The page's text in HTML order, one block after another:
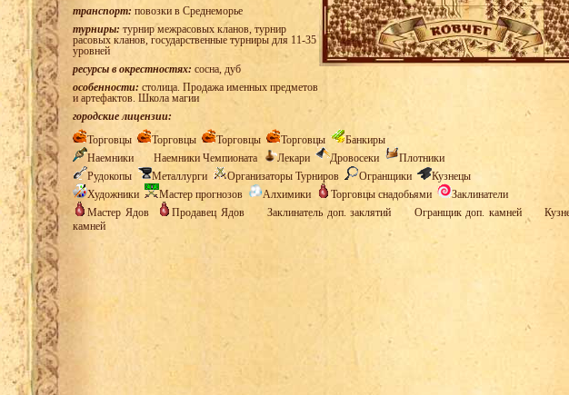
транспорт: повозки в Среднеморье
турниры: турнир межрасовых кланов, турнир
расовых кланов, государственные турниры для 11-35
уровней
ресурсы в окрестностях: сосна, дуб
особенности: столица. Продажа именных предметов
и артефактов. Школа магии
городские лицензии:
Торговцы
Торговцы Торговцы Торговцы
Банкиры
Наемники
Наемники Чемпионата Лекари Дровосеки
Плотники
Рудокопы
Металлурги Организаторы Турниров Огранщики
Кузнецы
Художники
Мастер прогнозов Алхимики Торговцы снадобьями
Заклинатели
Мастер Ядов
Продавец Ядов Заклинатель доп. заклятий Огранщик доп. камней
камней